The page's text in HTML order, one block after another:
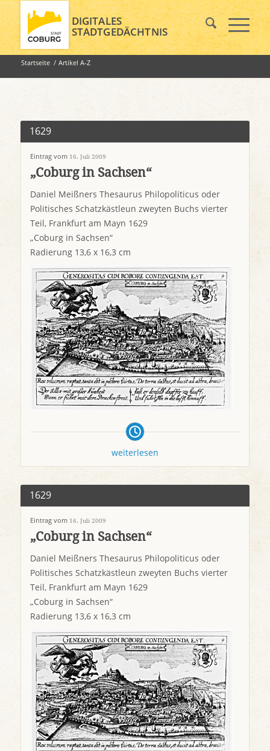
DIGITALES
STADTGEDÄCHTNIS
Startseite / Artikel A-Z
1629
Eintrag vom 16. Juli 2009
„Coburg in Sachsen“
Daniel Meißners Thesaurus Philopoliticus oder
Politisches Schatzkästleun zweyten Buchs vierter
Teil, Frankfurt am Mayn 1629
„Coburg in Sachsen“
Radierung 13,6 x 16,3 cm
weiterlesen
1629
Eintrag vom 16. Juli 2009
„Coburg in Sachsen“
Daniel Meißners Thesaurus Philopoliticus oder
Politisches Schatzkästleun zweyten Buchs vierter
Teil, Frankfurt am Mayn 1629
„Coburg in Sachsen“
Radierung 13,6 x 16,3 cm